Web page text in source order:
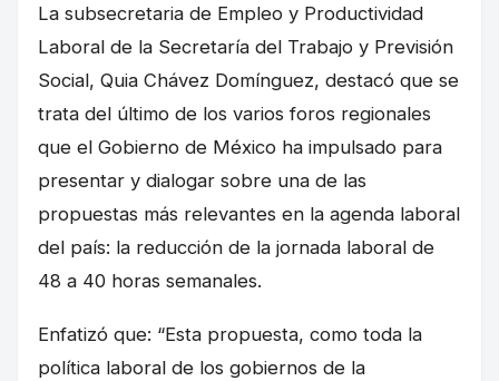
La subsecretaria de Empleo y Productividad
Laboral de la Secretaría del Trabajo y Previsión
Social, Quia Chávez Domínguez, destacó que se
trata del último de los varios foros regionales
que el Gobierno de México ha impulsado para
presentar y dialogar sobre una de las
propuestas más relevantes en la agenda laboral
del país: la reducción de la jornada laboral de
48 a 40 horas semanales.
Enfatizó que: “Esta propuesta, como toda la
política laboral de los gobiernos de la